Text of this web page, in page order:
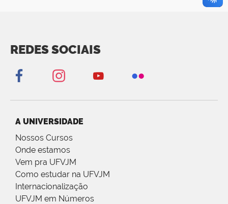
REDES SOCIAIS
A UNIVERSIDADE
Nossos Cursos
Onde estamos
Vem pra UFVJM
Como estudar na UFVJM
Internacionalização
UFVJM em Números